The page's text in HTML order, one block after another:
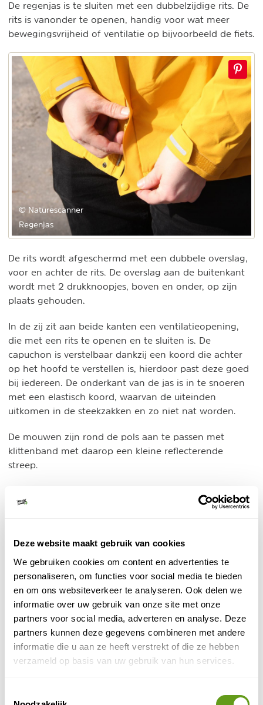
Deze website maakt gebruik van cookies
We gebruiken cookies om content en advertenties te
personaliseren, om functies voor social media te bieden
en om ons websiteverkeer te analyseren. Ook delen we
informatie over uw gebruik van onze site met onze
partners voor social media, adverteren en analyse. Deze
partners kunnen deze gegevens combineren met andere
informatie die u aan ze heeft verstrekt of die ze hebben
verzameld op basis van uw gebruik van hun services.
De regenjas is te sluiten met een dubbelzijdige rits. De
rits is vanonder te openen, handig voor wat meer
bewegingsvrijheid of ventilatie op bijvoorbeeld de fiets.
© Naturescanner
Regenjas
De rits wordt afgeschermd met een dubbele overslag,
voor en achter de rits. De overslag aan de buitenkant
wordt met 2 drukknoopjes, boven en onder, op zijn
plaats gehouden.
In de zij zit aan beide kanten een ventilatieopening,
die met een rits te openen en te sluiten is. De
capuchon is verstelbaar dankzij een koord die achter
op het hoofd te verstellen is, hierdoor past deze goed
bij iedereen. De onderkant van de jas is in te snoeren
met een elastisch koord, waarvan de uiteinden
uitkomen in de steekzakken en zo niet nat worden.
De mouwen zijn rond de pols aan te passen met
klittenband met daarop een kleine reflecterende
streep.
steekzakken. Altijd handig!